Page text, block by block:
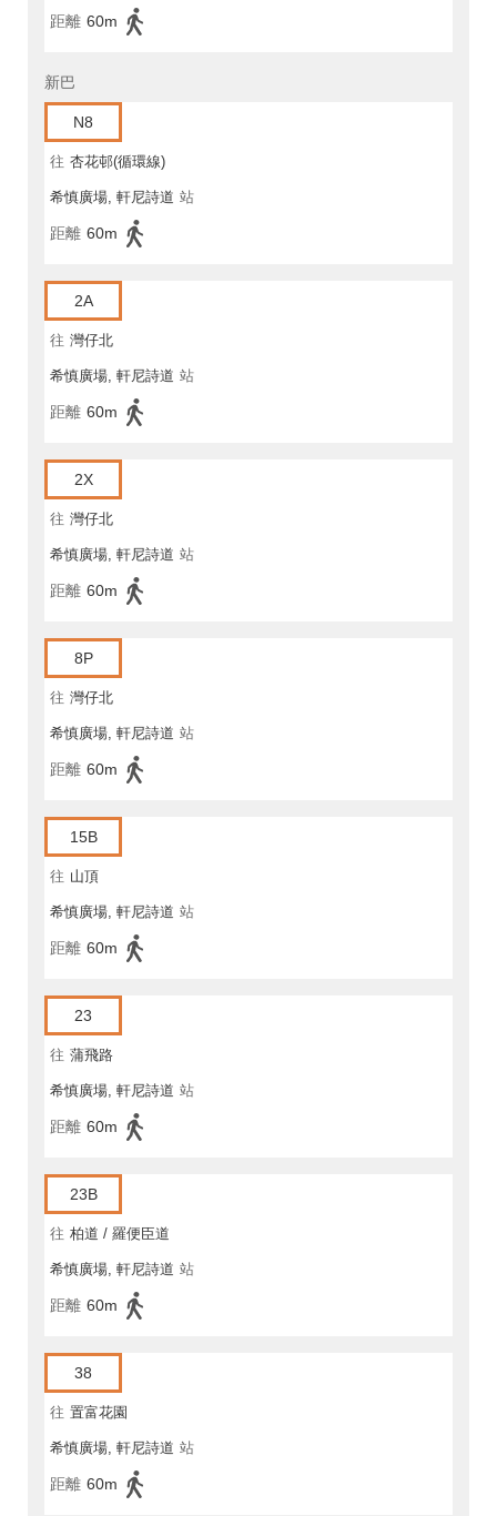
距離 60m
新巴
N8
往 杏花邨(循環線)
希慎廣場, 軒尼詩道 站
距離 60m
2A
往 灣仔北
希慎廣場, 軒尼詩道 站
距離 60m
2X
往 灣仔北
希慎廣場, 軒尼詩道 站
距離 60m
8P
往 灣仔北
希慎廣場, 軒尼詩道 站
距離 60m
15B
往 山頂
希慎廣場, 軒尼詩道 站
距離 60m
23
往 蒲飛路
希慎廣場, 軒尼詩道 站
距離 60m
23B
往 柏道 / 羅便臣道
希慎廣場, 軒尼詩道 站
距離 60m
38
往 置富花園
希慎廣場, 軒尼詩道 站
距離 60m